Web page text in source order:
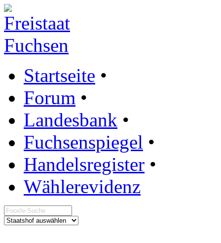
Startseite •
Forum •
Landesbank •
Fuchsenspiegel •
Handelsregister •
Wählerevidenz